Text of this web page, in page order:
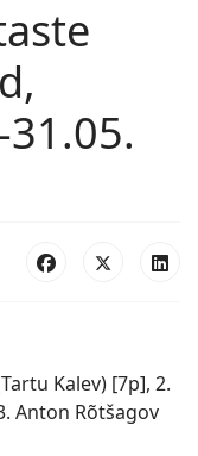
Kalev) [7p], 2.
Anton Rõtšagov